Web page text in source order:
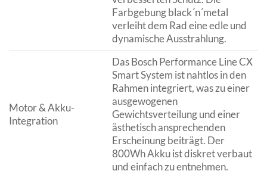
Farbgebung black´n´metal
verleiht dem Rad eine edle und
dynamische Ausstrahlung.
Motor & Akku-
Integration
Das Bosch Performance Line CX
Smart System ist nahtlos in den
Rahmen integriert, was zu einer
ausgewogenen
Gewichtsverteilung und einer
ästhetisch ansprechenden
Erscheinung beiträgt. Der
800Wh Akku ist diskret verbaut
und einfach zu entnehmen.